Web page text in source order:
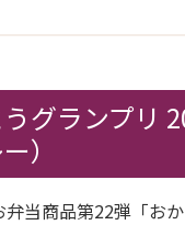
グランプリ
）
当商品第22弾「お